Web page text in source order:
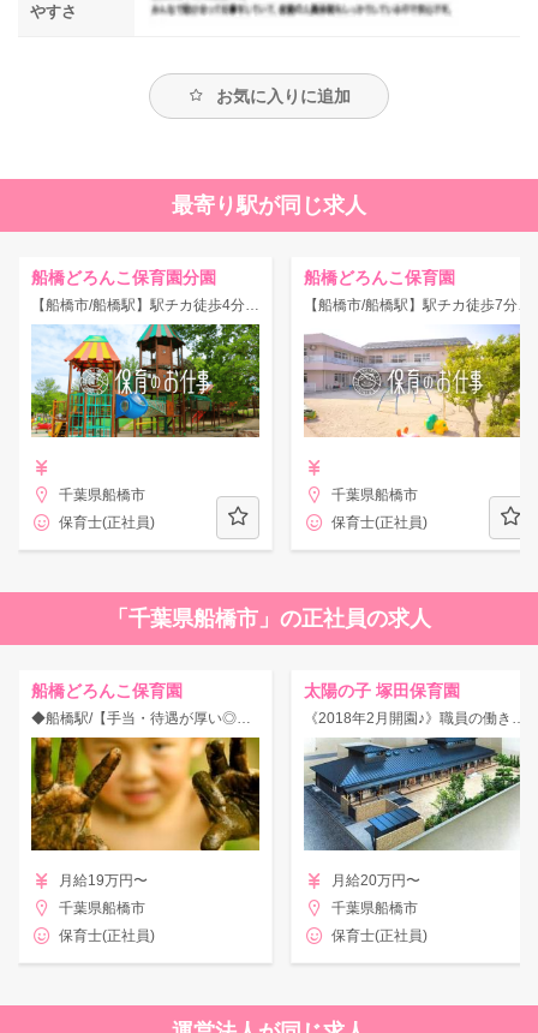
やすさ
お気に入りに追加
最寄り駅が同じ求人
船橋どろんこ保育園分園
【船橋市/船橋駅】駅チカ徒歩4分！/年間休日125日！/完全週休2日/残業なし◎プライベート充実/産休・育休あり♪
千葉県船橋市
保育士(正社員)
船橋どろんこ保育園
【船橋市/船橋駅】駅チカ徒歩7分！/年間休日125日！/完全週休2日/残業なし◎プライベート充実/産休・育休あり♪
千葉県船橋市
保育士(正社員)
「千葉県船橋市」の正社員の求人
船橋どろんこ保育園
◆船橋駅/【手当・待遇が厚い◎】26ヶ所の認可保育園に加えグループ法人で計73園を運営！研修制度充実♪年休125日☆
月給19万円〜
千葉県船橋市
保育士(正社員)
太陽の子 塚田保育園
《2018年2月開園♪》職員の働きやすさを重視！福利厚生充実のHITOWAキッズライフ☆
月給20万円〜
千葉県船橋市
保育士(正社員)